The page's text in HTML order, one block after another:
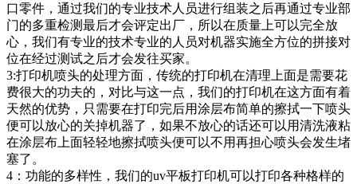
口零件，通过我们的专业技术人员进行组装之后再通过专业部
门的多重检测最后才会评定出厂，所以在质量上可以完全放
心，我们有专业的技术专业的人员对机器实施全方位的拼接对
位在经过测试之后才会发往买家。
3:打印机喷头的处理方面，传统的打印机在清理上面是需要花
费很大的功夫的，对比与这一点，我们的打印机在这方面有着
天然的优势，只需要在打印完后用涂层布简单的擦拭一下喷头
便可以放心的关掉机器了，如果不放心的话还可以用清洗液粘
在涂层布上面轻轻地擦拭喷头便可以不用再担心喷头会发生堵
塞了。
4：功能的多样性，我们的uv平板打印机可以打印各种格样的